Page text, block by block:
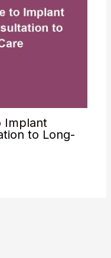
Implant
to Long-